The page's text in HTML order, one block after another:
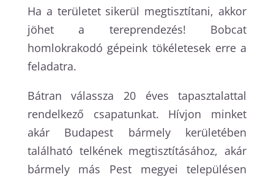
Ha a területet sikerül megtisztítani, akkor
jöhet a tereprendezés! Bobcat
homlokrakodó gépeink tökéletesek erre a
feladatra.
Bátran válassza 20 éves tapasztalattal
rendelkező csapatunkat. Hívjon minket
akár Budapest bármely kerületében
található telkének megtisztításához, akár
bármely más Pest megyei településen